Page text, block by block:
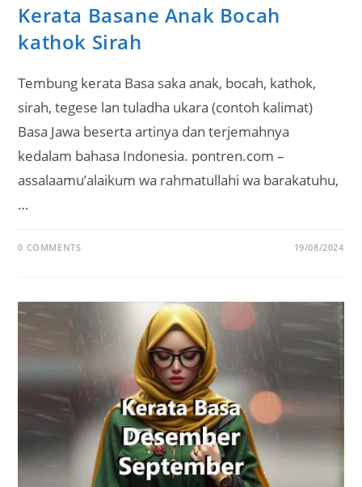
Kerata Basane Anak Bocah
kathok Sirah
Tembung kerata Basa saka anak, bocah, kathok,
sirah, tegese lan tuladha ukara (contoh kalimat)
Basa Jawa beserta artinya dan terjemahnya
kedalam bahasa Indonesia. pontren.com –
assalaamu’alaikum wa rahmatullahi wa barakatuhu,
…
0 COMMENTS 19/08/2024